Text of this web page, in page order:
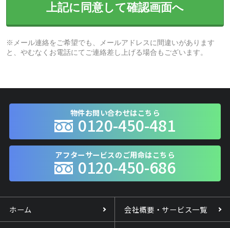
上記に同意して確認画面へ
※メール連絡をご希望でも、メールアドレスに間違いがあります
と、やむなくお電話にてご連絡差し上げる場合もございます。
物件お問い合わせはこちら
0120-450-481
アフターサービスのご用命はこちら
0120-450-686
ホーム 会社概要・サービス一覧